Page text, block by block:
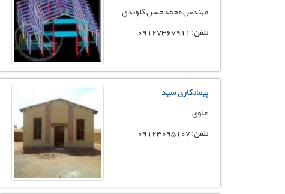
مهندس محمدحسن کلوندی
تلفن: 09127367911
پیمانکاری سید
علوی
تلفن: 09123095107